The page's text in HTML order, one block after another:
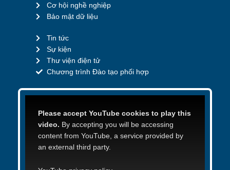
Cơ hội nghề nghiệp
Bảo mật dữ liệu
Tin tức
Sự kiện
Thư viện điện tử
Chương trình Đào tạo phối hợp
Please accept YouTube cookies to play this
video. By accepting you will be accessing
content from YouTube, a service provided by
an external third party.